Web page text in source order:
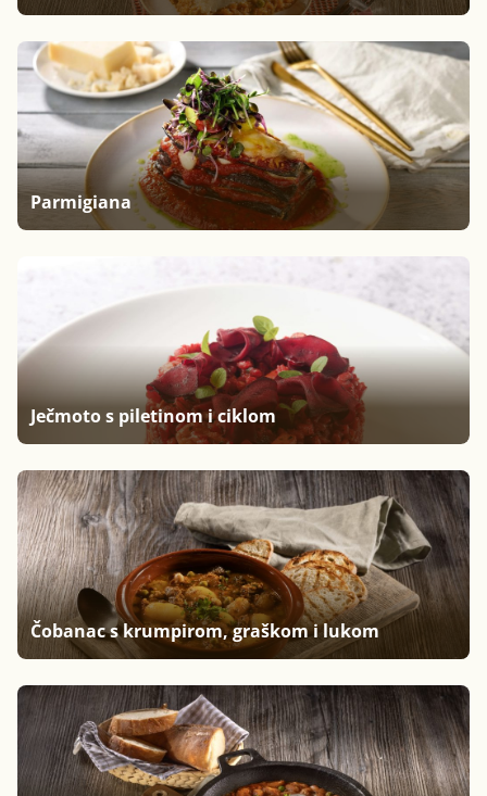
Parmigiana
Ječmoto s piletinom i ciklom
Čobanac s krumpirom, graškom i lukom